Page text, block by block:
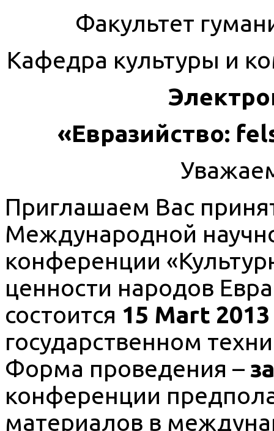
Факультет
Кафедра культуры и
«Евразийство:
Приглашаем Вас
Международной
конференции
ценности народов
состоится 15 Mart 2013
государственном
Форма проведения –
конференции
материалов в